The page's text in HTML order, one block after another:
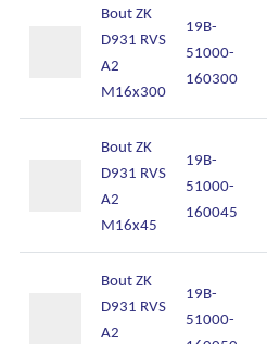
Bout ZK
D931 RVS
A2
M16x300
19B-
51000-
160300
Bout ZK
D931 RVS
A2
M16x45
19B-
51000-
160045
Bout ZK
D931 RVS
A2
19B-
51000-